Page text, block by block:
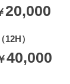
20,000
）
40,000